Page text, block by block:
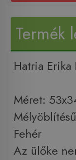
Termék
Hatria Erika
Méret:
Mélyöblítésű
Fehér
Az ülőke